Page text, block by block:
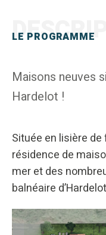
LE PROGRAMME
Maisons neuves
Hardelot !
Située en lisière
résidence de
mer et des
balnéaire